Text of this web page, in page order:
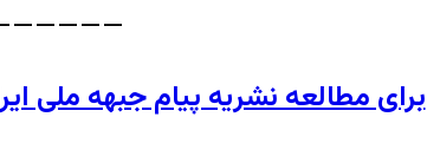
برای مطالعه نشریه پیام جبهه ملی ایران شماره ۲۱۵ لطفا